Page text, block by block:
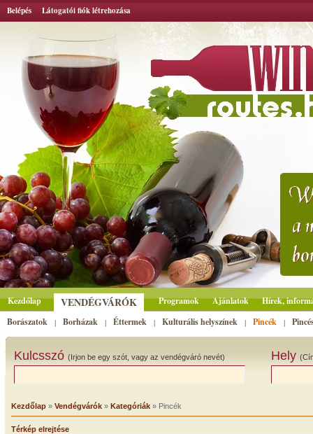
Belépés Látogatói fiók létrehozása
Kezdőlap VENDÉGVÁRÓK Programok Ajánlatok
Hírek,
Borászatok
| Borházak | Éttermek | Kulturális helyszínek | Pincék |
Kulcsszó (Irjon be egy szót, vagy az vendégváró nevét) Hely
Kezdőlap » Vendégvárók » Kategóriák » Pincék
Térkép elrejtése